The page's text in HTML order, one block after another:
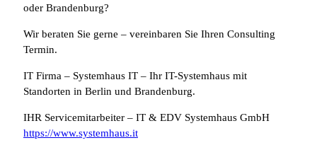
oder Brandenburg?
Wir beraten Sie gerne – vereinbaren Sie Ihren Consulting
Termin.
IT Firma – Systemhaus IT – Ihr IT-Systemhaus mit
Standorten in Berlin und Brandenburg.
IHR Servicemitarbeiter – IT & EDV Systemhaus GmbH
https://www.systemhaus.it